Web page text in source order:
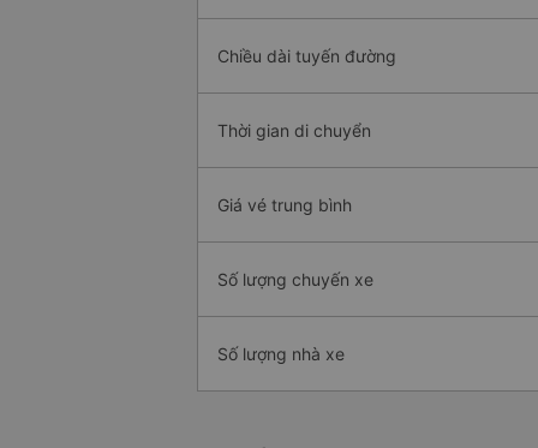
Chiều dài tuyến đường
Thời gian di chuyển
Giá vé trung bình
Số lượng chuyến xe
Số lượng nhà xe